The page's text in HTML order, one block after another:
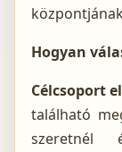
Hogyan
Célcsoport
található
szeretnél